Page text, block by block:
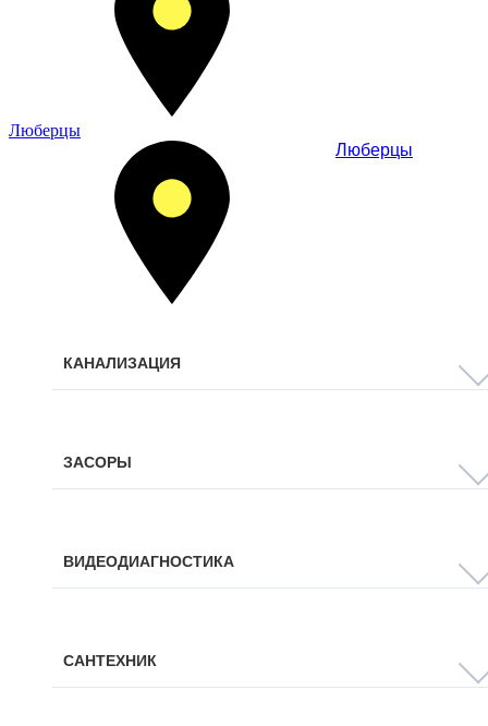
Люберцы
Люберцы
КАНАЛИЗАЦИЯ
ЗАСОРЫ
ВИДЕОДИАГНОСТИКА
САНТЕХНИК